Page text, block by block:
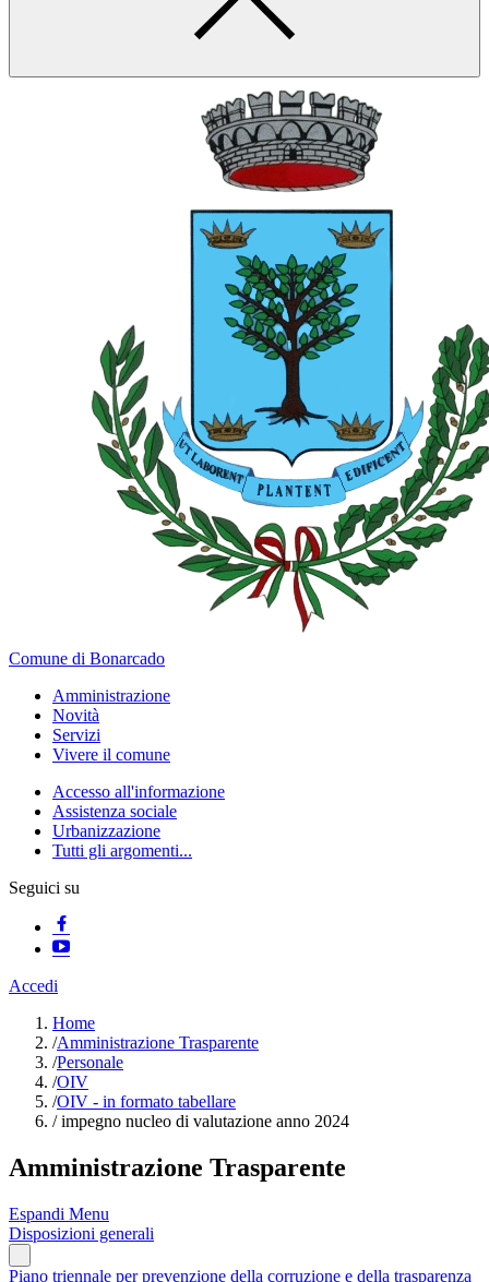
Comune di Bonarcado
Amministrazione
Novità
Servizi
Vivere il comune
Accesso all'informazione
Assistenza sociale
Urbanizzazione
Tutti gli argomenti...
Seguici su
Accedi
Home
/Amministrazione Trasparente
/Personale
/OIV
/OIV - in formato tabellare
/impegno nucleo di valutazione anno 2024
Amministrazione Trasparente
Espandi Menu
Disposizioni generali
Piano triennale per prevenzione della corruzione e della trasparenza